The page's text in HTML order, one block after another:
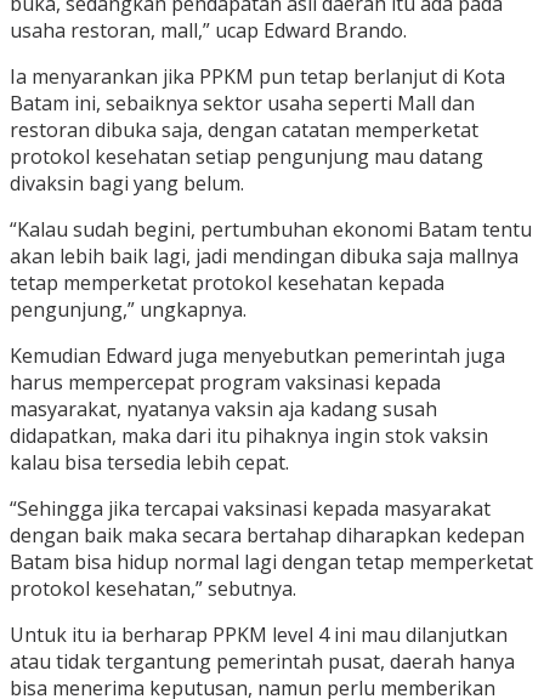
usaha restoran, mall,” ucap Edward Brando.
Ia menyarankan jika PPKM pun tetap berlanjut di Kota
Batam ini, sebaiknya sektor usaha seperti Mall dan
restoran dibuka saja, dengan catatan memperketat
protokol kesehatan setiap pengunjung mau datang
divaksin bagi yang belum.
“Kalau sudah begini, pertumbuhan ekonomi Batam tentu
akan lebih baik lagi, jadi mendingan dibuka saja mallnya
tetap memperketat protokol kesehatan kepada
pengunjung,” ungkapnya.
Kemudian Edward juga menyebutkan pemerintah juga
harus mempercepat program vaksinasi kepada
masyarakat, nyatanya vaksin aja kadang susah
didapatkan, maka dari itu pihaknya ingin stok vaksin
kalau bisa tersedia lebih cepat.
“Sehingga jika tercapai vaksinasi kepada masyarakat
dengan baik maka secara bertahap diharapkan kedepan
Batam bisa hidup normal lagi dengan tetap memperketat
protokol kesehatan,” sebutnya.
Untuk itu ia berharap PPKM level 4 ini mau dilanjutkan
atau tidak tergantung pemerintah pusat, daerah hanya
bisa menerima keputusan, namun perlu memberikan